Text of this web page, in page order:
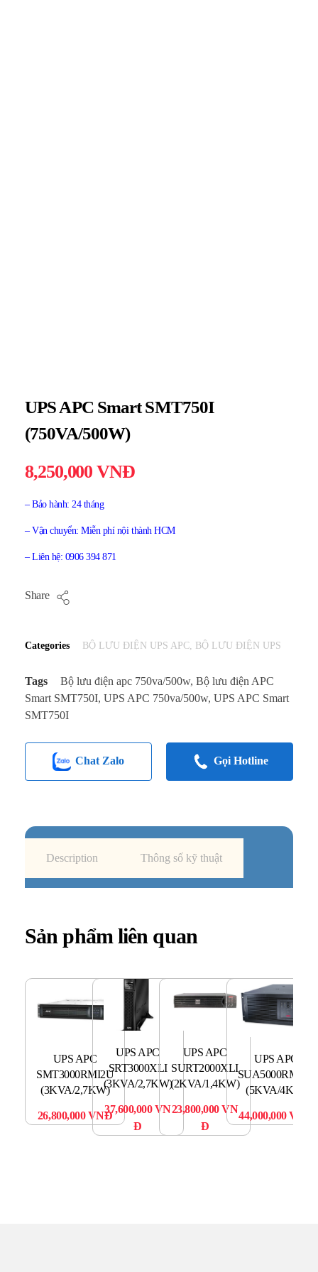
UPS APC Smart SMT750I
(750VA/500W)
8,250,000VNĐ
– Bảo hành: 24 tháng
– Vận chuyển: Miễn phí nội thành HCM
– Liên hệ: 0906 394 871
Share
Categories BỘ LƯU ĐIỆN UPS APC, BỘ LƯU ĐIỆN UPS
Tags Bộ lưu điện apc 750va/500w, Bộ lưu điện APC
Smart SMT750I, UPS APC 750va/500w, UPS APC Smart
SMT750I
Chat Zalo Gọi Hotline
Description Thông số kỹ thuật
Sản phẩm liên quan
UPS APC
SMT3000RMI2U
(3KVA/2,7KW)
26,800,000VNĐ
UPS APC
SRT3000XLI
(3KVA/2,7KW)
37,600,000VN
Đ
UPS APC
SURT2000XLI
(2KVA/1,4KW)
23,800,000VN
Đ
UPS APC
SUA5000RMI5U
(5KVA/4KW)
44,000,000VNĐ